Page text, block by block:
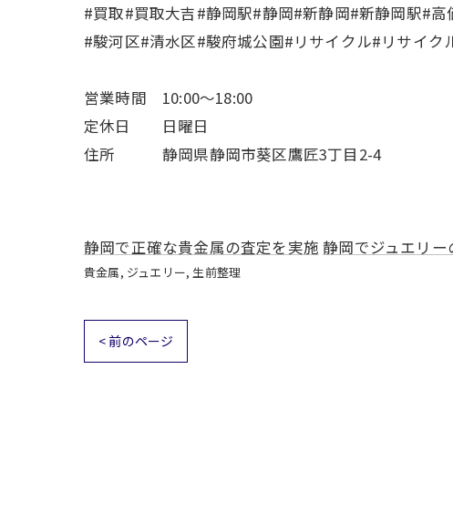
#買取#買取大吉#静岡駅#静岡#新静岡#新静岡駅#
#駿河区#清水区#駿府城公園#リサイクル#リサイク
営業時間 10:00～18:00
定休日 日曜日
住所 静岡県静岡市葵区鷹匠3丁目2-4
静岡で正確な貴金属の査定を実施 静岡でジュエリー
貴金属 ジュエリー 生前整理
< 前のページ